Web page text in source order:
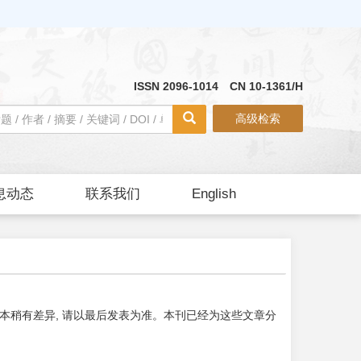
ISSN 2096-1014 CN 10-1361/H
高级检索
动态 联系我们 English
稍有差异, 请以最后发表为准。本刊已经为这些文章分